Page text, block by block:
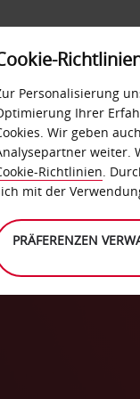
in
Personalisierung
Ihrer
Wir geben
weiter.
Richtlinien.
mit der
PRÄFERENZEN